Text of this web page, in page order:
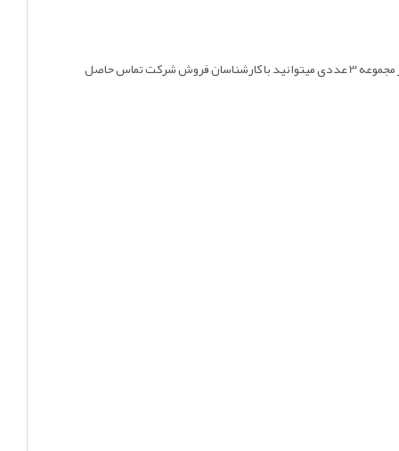
میتوانید با کارشناسان فروش شرکت تماس حاصل